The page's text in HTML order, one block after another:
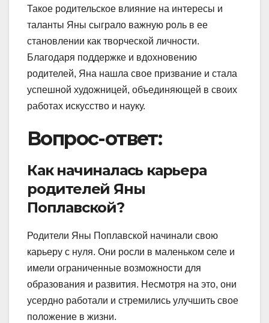
Такое родительское влияние на интересы и
таланты Яны сыграло важную роль в ее
становлении как творческой личности.
Благодаря поддержке и вдохновению
родителей, Яна нашла свое призвание и стала
успешной художницей, объединяющей в своих
работах искусство и науку.
Вопрос-ответ:
Как начиналась карьера
родителей Яны
Поплавской?
Родители Яны Поплавской начинали свою
карьеру с нуля. Они росли в маленьком селе и
имели ограниченные возможности для
образования и развития. Несмотря на это, они
усердно работали и стремились улучшить свое
положение в жизни.